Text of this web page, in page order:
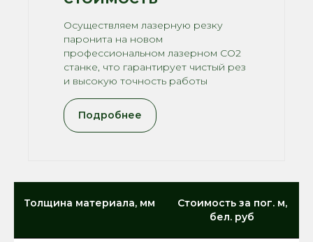
Осуществляем лазерную резку
паронита на новом
профессиональном лазерном CO2
станке, что гарантирует чистый рез
и высокую точность работы
Подробнее
Толщина материала, мм
Стоимость за пог. м,
бел. руб